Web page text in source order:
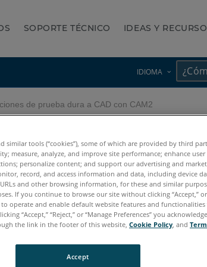
SOPORTE TÉCNICO IDEAS Y
IDIOMA
de prueba dura a CAD con CAM2
dura a CAD con
similar tools (“cookies”), some of which are provided by third
measure, analyze, and improve site performance; enhance user
personalize content; and support our advertising and
record, and access information and data, including device
and other browsing information, for these and similar
If you continue to browse our site without clicking “Accept,”
to operate and enable default website features and
“Accept,” “Reject,” or “Manage Preferences” you
the link in the footer of this website, Cookie Policy, and
Accept